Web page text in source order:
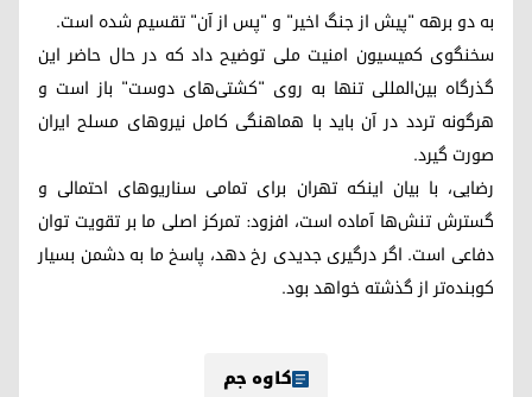
به دو برهه "پیش از جنگ اخیر" و "پس از آن" تقسیم شده است.
سخنگوی کمیسیون امنیت ملی توضیح داد که در حال حاضر این
گذرگاه بین‌المللی تنها به روی "کشتی‌های دوست" باز است و
هرگونه تردد در آن باید با هماهنگی کامل نیروهای مسلح ایران
صورت گیرد.
رضایی، با بیان اینکه تهران برای تمامی سناریوهای احتمالی و
گسترش تنش‌ها آماده است، افزود: تمرکز اصلی ما بر تقویت توان
دفاعی است. اگر درگیری جدیدی رخ دهد، پاسخ ما به دشمن بسیار
کوبنده‌تر از گذشته خواهد بود.
کاوە جم